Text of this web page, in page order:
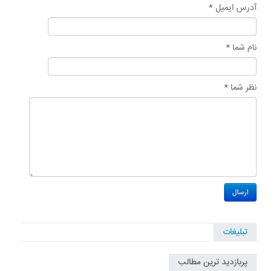
آدرس ایمیل *
نام شما *
نظر شما *
تبلیغات
پربازدید ترین مطالب